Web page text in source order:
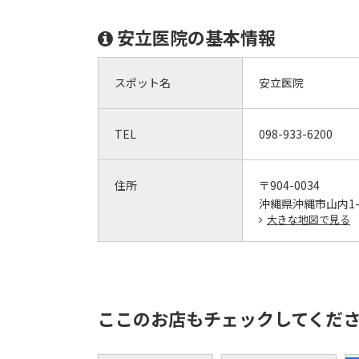
安立医院の基本情報
スポット名 安立医院
TEL 098-933-6200
住所
〒904-0034
沖縄県沖縄市山内
大きな地図で見る
ここのお店もチェックしてくだ